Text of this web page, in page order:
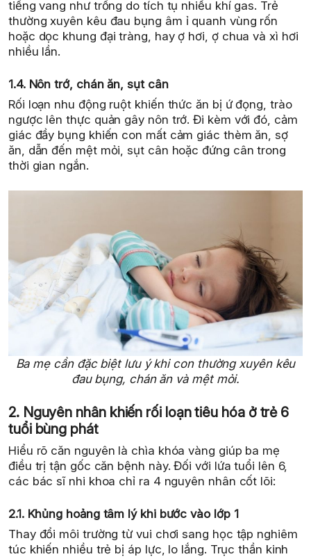
tiếng vang như trống do tích tụ nhiều khí gas. Trẻ
thường xuyên kêu đau bụng âm ỉ quanh vùng rốn
hoặc dọc khung đại tràng, hay ợ hơi, ợ chua và xì hơi
nhiều lần.
1.4. Nôn trớ, chán ăn, sụt cân
Rối loạn nhu động ruột khiến thức ăn bị ứ đọng, trào
ngược lên thực quản gây nôn trớ. Đi kèm với đó, cảm
giác đầy bụng khiến con mất cảm giác thèm ăn, sợ
ăn, dẫn đến mệt mỏi, sụt cân hoặc đứng cân trong
thời gian ngắn.
Ba mẹ cần đặc biệt lưu ý khi con thường xuyên kêu
đau bụng, chán ăn và mệt mỏi.
2. Nguyên nhân khiến rối loạn tiêu hóa ở trẻ 6
tuổi bùng phát
Hiểu rõ căn nguyên là chìa khóa vàng giúp ba mẹ
điều trị tận gốc căn bệnh này. Đối với lứa tuổi lên 6,
các bác sĩ nhi khoa chỉ ra 4 nguyên nhân cốt lõi:
2.1. Khủng hoảng tâm lý khi bước vào lớp 1
Thay đổi môi trường từ vui chơi sang học tập nghiêm
túc khiến nhiều trẻ bị áp lực, lo lắng. Trục thần kinh